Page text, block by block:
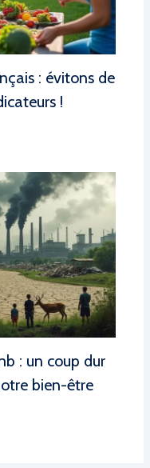
: évitons de
!
: un coup dur
bien-être